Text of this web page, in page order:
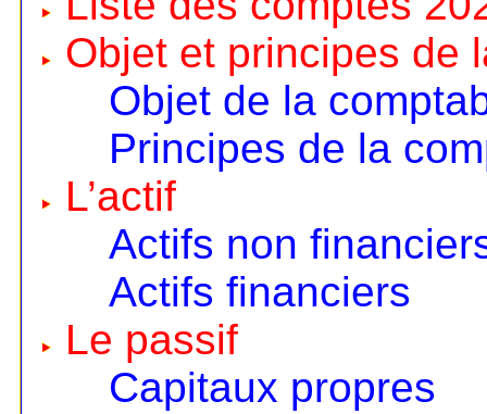
Objet et principes de
Objet de la
Principes de la
L’actif
Actifs non
Actifs financiers
Le passif
Capitaux propres